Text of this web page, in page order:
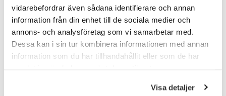
vidarebefordrar även sådana identifierare och annan
information från din enhet till de sociala medier och
annons- och analysföretag som vi samarbetar med.
Dessa kan i sin tur kombinera informationen med annan
information som du har tillhandahållit eller som de har
Visa detaljer
Våra förväntningar
För att trivas i rollen och nå framgång ser vi att du har:
Ett par års av relevant arbetslivserfarenhet gärna inom
systemkunskap i affärssystem som t.ex. AX, Enterprise)